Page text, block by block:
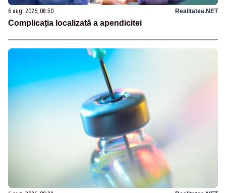
6 aug. 2026, 08:50 Realitatea.NET
Complicația localizată a apendicitei